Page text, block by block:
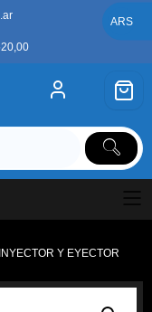
Y EYECTOR
ARS